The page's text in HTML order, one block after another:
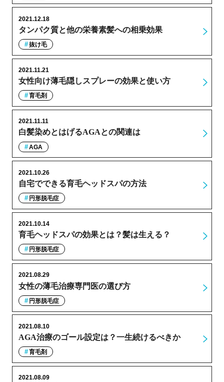
タンパク質と他の栄養素髪への相乗効果
2021.12.18
抜け毛
女性向け薄毛隠しスプレーの効果と使い方
2021.11.21
育毛剤
白髪染めとはげるAGAとの関連は
2021.11.11
AGA
自宅でできる育毛ヘッドスパの方法
2021.10.26
円形脱毛症
育毛ヘッドスパの効果とは？髪は生える？
2021.10.14
円形脱毛症
女性の薄毛治療専門医の選び方
2021.08.29
円形脱毛症
AGA治療のゴール設定は？一生続けるべきか
2021.08.10
育毛剤
2021.08.09